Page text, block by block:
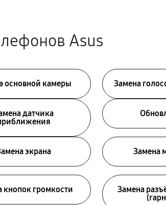
Asus
основной камеры Замена
датчика
экрана Замена
кнопок громкости
Замена